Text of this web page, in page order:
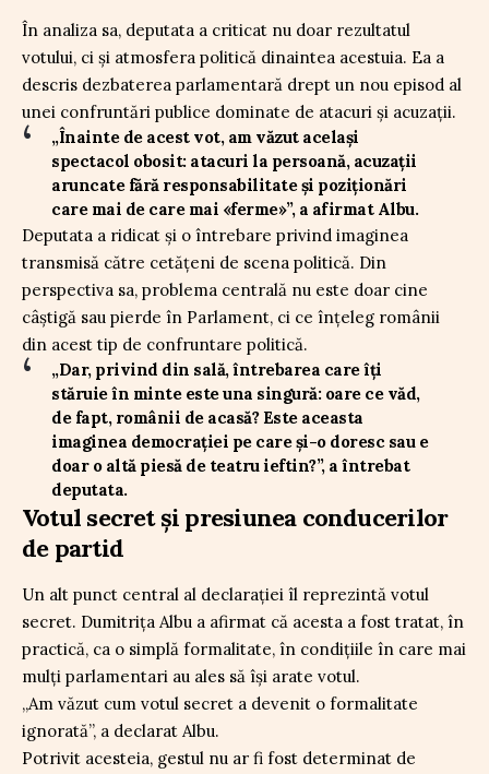
În analiza sa, deputata a criticat nu doar rezultatul
votului, ci și atmosfera politică dinaintea acestuia. Ea a
descris dezbaterea parlamentară drept un nou episod al
unei confruntări publice dominate de atacuri și acuzații.
„Înainte de acest vot, am văzut același
spectacol obosit: atacuri la persoană, acuzații
aruncate fără responsabilitate și poziționări
care mai de care mai «ferme»”, a afirmat Albu.
Deputata a ridicat și o întrebare privind imaginea
transmisă către cetățeni de scena politică. Din
perspectiva sa, problema centrală nu este doar cine
câștigă sau pierde în Parlament, ci ce înțeleg românii
din acest tip de confruntare politică.
„Dar, privind din sală, întrebarea care îți
stăruie în minte este una singură: oare ce văd,
de fapt, românii de acasă? Este aceasta
imaginea democrației pe care și-o doresc sau e
doar o altă piesă de teatru ieftin?”, a întrebat
deputata.
Votul secret și presiunea conducerilor
de partid
Un alt punct central al declarației îl reprezintă votul
secret. Dumitrița Albu a afirmat că acesta a fost tratat, în
practică, ca o simplă formalitate, în condițiile în care mai
mulți parlamentari au ales să își arate votul.
„Am văzut cum votul secret a devenit o formalitate
ignorată”, a declarat Albu.
Potrivit acesteia, gestul nu ar fi fost determinat de